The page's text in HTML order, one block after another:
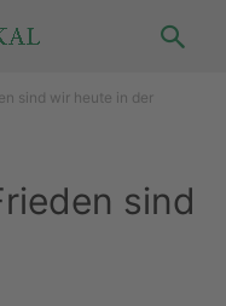
sind wir heute in der
sind